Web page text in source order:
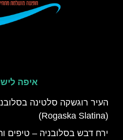
איפה
העיר רוגשקה סלטינה
(Rogaska Slatina)
ירח דבש בסלובניה – טיפים